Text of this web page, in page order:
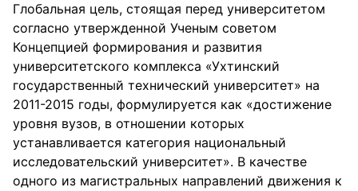
Глобальная цель, стоящая перед университетом
согласно утвержденной Ученым советом
Концепцией формирования и развития
университетского комплекса «Ухтинский
государственный технический университет» на
2011-2015 годы, формулируется как «достижение
уровня вузов, в отношении которых
устанавливается категория национальный
исследовательский университет». В качестве
одного из магистральных направлений движения к